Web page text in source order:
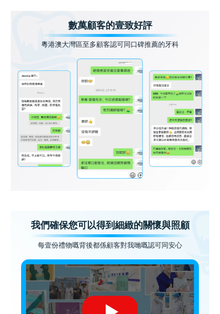
數萬顧客的壹致好評
粵港澳大灣區至多顧客認可同口碑推薦的牙科
我們確保您可以得到細緻的關懷與照顧
每壹份禮物嘅背後都係顧客對我哋嘅認可同安心